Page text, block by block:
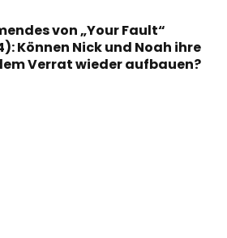
von „Your Fault“
Können Nick und Noah ihre
Verrat wieder aufbauen?